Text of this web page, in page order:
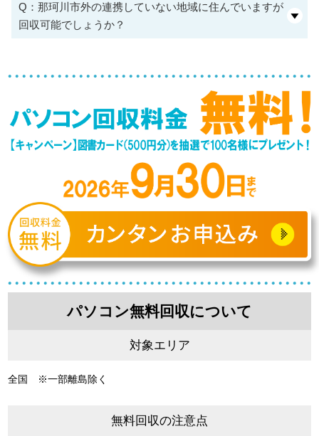
Q：那珂川市外の連携していない地域に住んでいますが
回収可能でしょうか？
パソコン無料回収について
対象エリア
全国 ※一部離島除く
無料回収の注意点